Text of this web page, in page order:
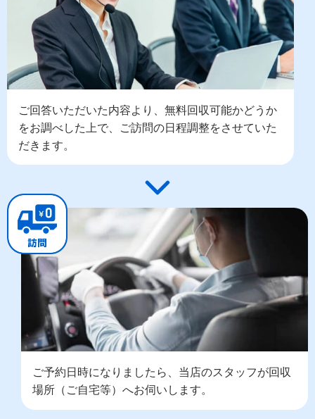
ご回答いただいた内容より、無料回収可能かどうか
をお調べした上で、ご訪問の日程調整をさせていた
だきます。
ご予約日時になりましたら、当店のスタッフが回収
場所（ご自宅等）へお伺いします。